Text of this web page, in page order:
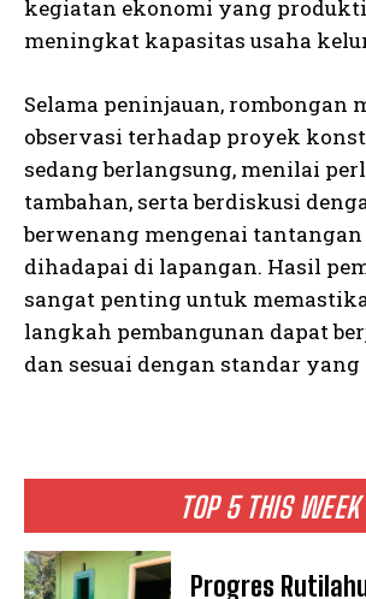
TOP 5 THIS WEEK
Progres
kegiatan ekonomi yang
meningkat kapasitas usaha
Selama peninjauan, rombongan
observasi terhadap proyek
sedang berlangsung, menilai
tambahan, serta berdiskusi
berwenang mengenai
dihadapai di lapangan. Hasil
sangat penting untuk
langkah pembangunan dapat
dan sesuai dengan standar